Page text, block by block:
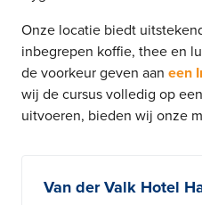
Onze locatie biedt
inbegrepen koffie, thee en
de voorkeur geven aan een
wij de cursus volledig op
uitvoeren, bieden wij onze
Van der Valk Hotel